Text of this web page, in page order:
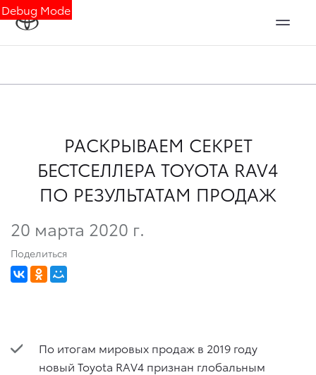
Debug Mode
РАСКРЫВАЕМ СЕКРЕТ
БЕСТСЕЛЛЕРА TOYOTA RAV4
ПО РЕЗУЛЬТАТАМ ПРОДАЖ
20 марта 2020 г.
Поделиться
По итогам мировых продаж в 2019 году
новый Toyota RAV4 признан глобальным